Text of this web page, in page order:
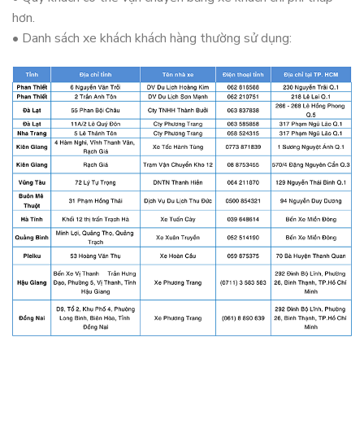
hơn.
• Danh sách xe khách khách hàng thường sử dụng: